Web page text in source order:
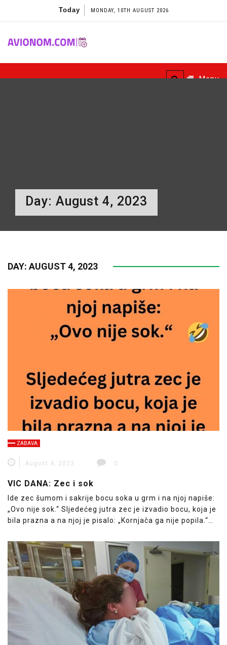
Today MONDAY, 10TH AUGUST 2026
Avionom
Menu
Day: August 4, 2023
DAY: AUGUST 4, 2023
ZABAVA
August 4, 2023 0
VIC DANA: Zec i sok
Ide zec šumom i sakrije bocu soka u grm i na njoj napiše:
„Ovo nije sok.“ Sljedećeg jutra zec je izvadio bocu, koja je
bila prazna a na njoj je pisalo: „Kornjača ga nije popila.“…